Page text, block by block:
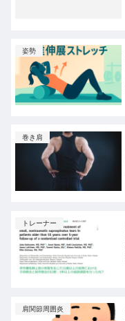
姿勢
巻き肩
トレーナー
肩関節周囲炎